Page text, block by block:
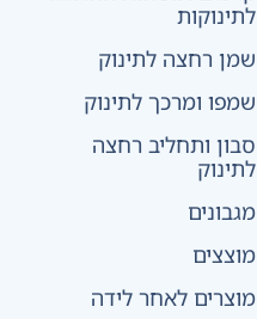
לתינוקות
שמן רחצה לתינוק
שמפו ומרכך לתינוק
סבון ותחליב רחצה
לתינוק
מגבונים
מוצצים
מוצרים לאחר לידה